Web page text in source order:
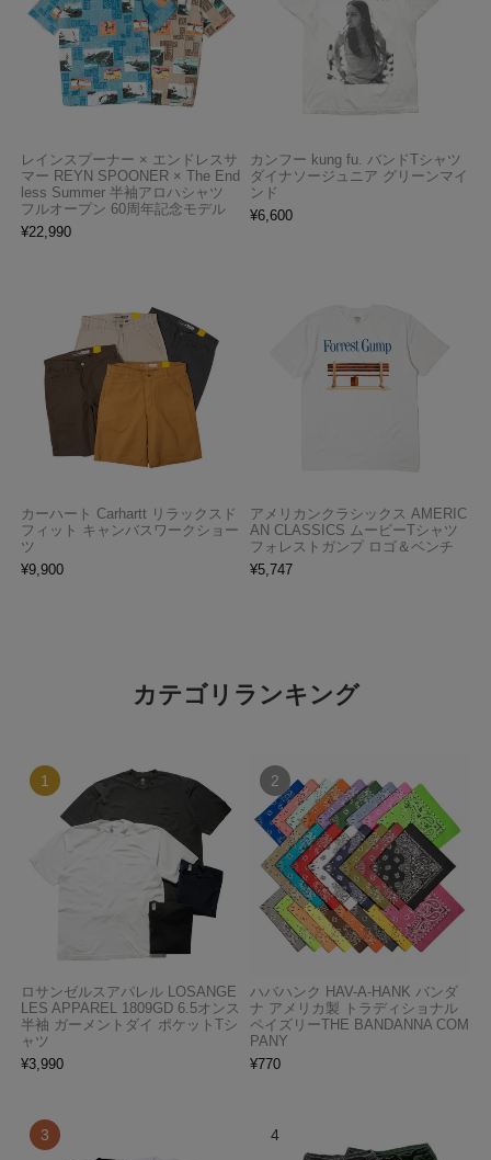
レインスプーナー × エンドレスサ
マー REYN SPOONER × The End
less Summer 半袖アロハシャツ
フルオープン 60周年記念モデル
¥22,990
カンフー kung fu. バンドTシャツ
ダイナソージュニア グリーンマイ
ンド
¥6,600
カーハート Carhartt リラックスド
フィット キャンバスワークショー
ツ
¥9,900
アメリカンクラシックス AMERIC
AN CLASSICS ムービーTシャツ
フォレストガンプ ロゴ＆ベンチ
¥5,747
カテゴリランキング
ロサンゼルスアパレル LOSANGE
LES APPAREL 1809GD 6.5オンス
半袖 ガーメントダイ ポケットTシ
ャツ
¥3,990
ハバハンク HAV-A-HANK バンダ
ナ アメリカ製 トラディショナル
ペイズリーTHE BANDANNA COM
PANY
¥770